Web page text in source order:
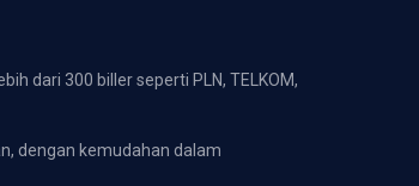
dari 300 biller seperti PLN, TELKOM,
dengan kemudahan dalam